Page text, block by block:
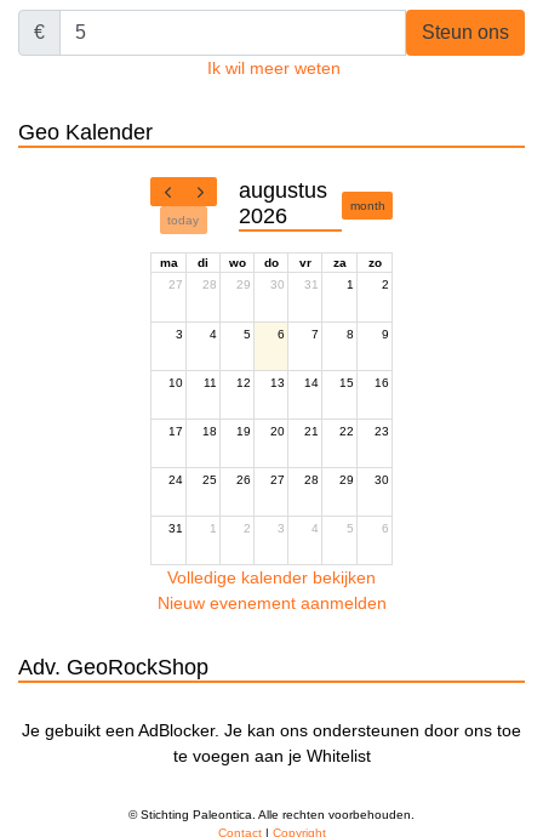
€ Steun ons
Ik wil meer weten
Geo Kalender
today
augustus
2026
month
ma di wo do vr za
zo
27
28 29 30 31 1 2
3 4 5 6 7 8 9
10 11 12 13 14 15 16
17 18 19 20 21 22 23
24 25 26 27 28 29 30
31 1 2 3 4 5 6
Volledige kalender bekijken
Nieuw evenement aanmelden
Adv. GeoRockShop
Je gebuikt een AdBlocker. Je kan ons ondersteunen door ons toe
te voegen aan je Whitelist
© Stichting Paleontica. Alle rechten voorbehouden.
Contact| Copyright